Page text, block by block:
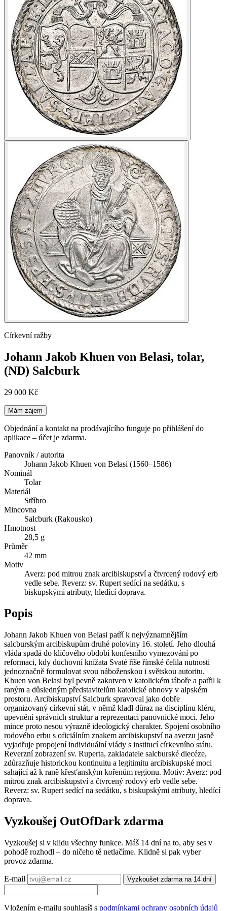
Církevní ražby
Johann Jakob Khuen von Belasi, tolar,
(ND) Salcburk
29 000 Kč
Mám zájem
Objednání a kontakt na prodávajícího funguje po přihlášení do
aplikace – účet je zdarma.
Panovník / autorita
Johann Jakob Khuen von Belasi (1560–1586)
Nominál
Tolar
Materiál
Stříbro
Mincovna
Salcburk (Rakousko)
Hmotnost
28,5 g
Průměr
42 mm
Motiv
Averz: pod mitrou znak arcibiskupství a čtvrcený rodový erb
vedle sebe. Reverz: sv. Rupert sedící na sedátku, s
biskupskými atributy, hledící doprava.
Popis
Johann Jakob Khuen von Belasi patří k nejvýznamnějším
salcburským arcibiskupům druhé poloviny 16. století. Jeho dlouhá
vláda spadá do klíčového období konfesního vymezování po
reformaci, kdy duchovní knížata Svaté říše římské čelila nutnosti
jednoznačně formulovat svou náboženskou i světskou autoritu.
Khuen von Belasi byl pevně zakotven v katolickém táboře a patřil k
raným a důsledným představitelům katolické obnovy v alpském
prostoru. Arcibiskupství Salcburk spravoval jako dobře
organizovaný církevní stát, v němž kladl důraz na disciplínu kléru,
upevnění správních struktur a reprezentaci panovnické moci. Jeho
mince proto nesou výrazně ideologický charakter. Spojení osobního
rodového erbu s oficiálním znakem arcibiskupství na averzu jasně
vyjadřuje propojení individuální vlády s institucí církevního státu.
Reverzní zobrazení sv. Ruperta, zakladatele salcburské diecéze,
zdůrazňuje historickou kontinuitu a legitimitu arcibiskupské moci
sahající až k raně křesťanským kořenům regionu. Motiv: Averz: pod
mitrou znak arcibiskupství a čtvrcený rodový erb vedle sebe.
Reverz: sv. Rupert sedící na sedátku, s biskupskými atributy, hledící
doprava.
Vyzkoušej OutOfDark zdarma
Vyzkoušej si v klidu všechny funkce. Máš 14 dní na to, aby ses v
pohodě rozhodl – do ničeho tě netlačíme. Klidně si pak vyber
provoz zdarma.
E-mail Vyzkoušet zdarma na 14 dní
Vložením e-mailu souhlasíš s podmínkami ochrany osobních údajů